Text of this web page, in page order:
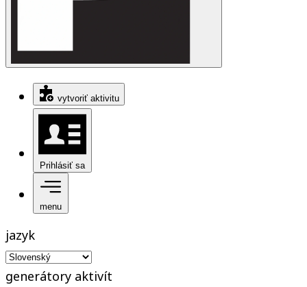
vytvoriť aktivitu
Prihlásiť sa
menu
jazyk
generátory aktivít